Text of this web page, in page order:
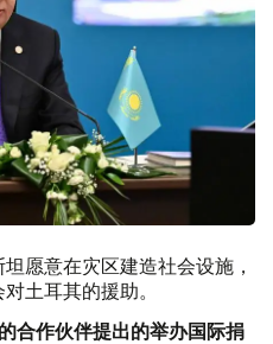
愿意在灾区建造社会设施，
土耳其的援助。
合作伙伴提出的举办国际捐